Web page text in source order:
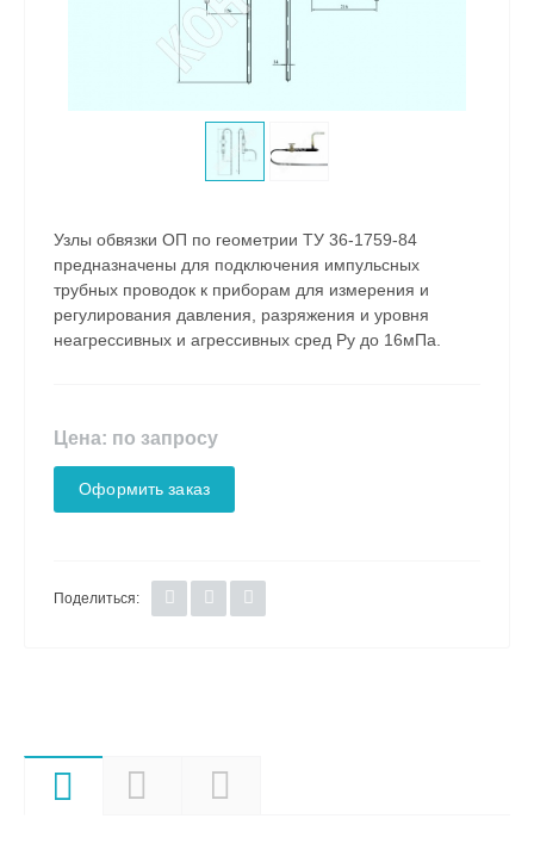
Узлы обвязки ОП по геометрии ТУ 36-1759-84
предназначены для подключения импульсных
трубных проводок к приборам для измерения и
регулирования давления, разряжения и уровня
неагрессивных и агрессивных сред Ру до 16мПа.
Цена: по запросу
Оформить заказ
Поделиться: